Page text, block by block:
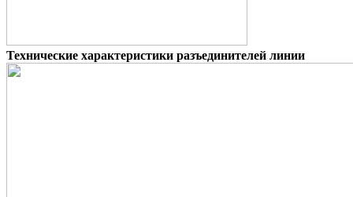
Технические характеристики разъединителей линии